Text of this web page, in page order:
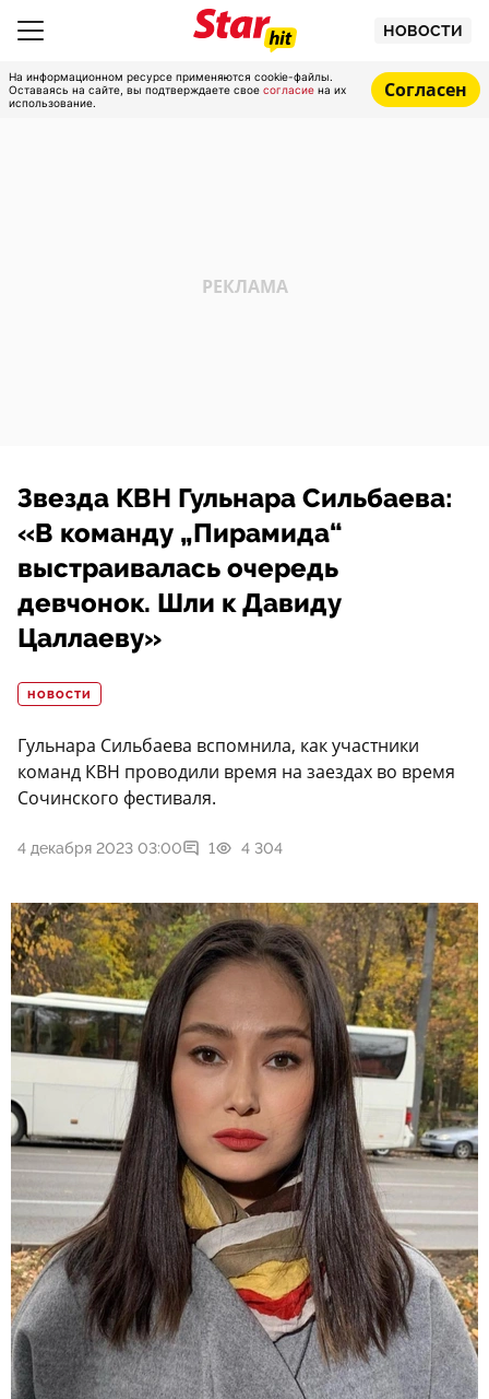
НОВОСТИ
На информационном ресурсе применяются cookie-файлы.
Оставаясь на сайте, вы подтверждаете свое согласие на их
использование.
Согласен
Звезда КВН Гульнара Сильбаева:
«В команду „Пирамида“
выстраивалась очередь
девчонок. Шли к Давиду
Цаллаеву»
НОВОСТИ
Гульнара Сильбаева вспомнила, как участники
команд КВН проводили время на заездах во время
Сочинского фестиваля.
4 декабря 2023 03:00 1 4 304